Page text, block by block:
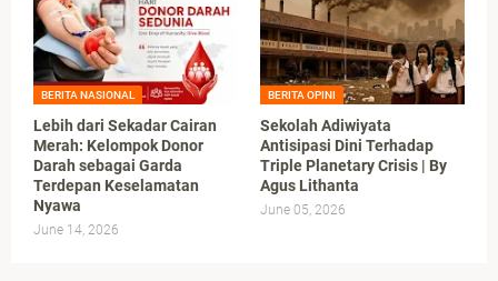
BERITA NASIONAL
Lebih dari Sekadar Cairan
Merah: Kelompok Donor
Darah sebagai Garda
Terdepan Keselamatan
Nyawa
June 14, 2026
BERITA OPINI
Sekolah Adiwiyata
Antisipasi Dini Terhadap
Triple Planetary Crisis | By
Agus Lithanta
June 05, 2026